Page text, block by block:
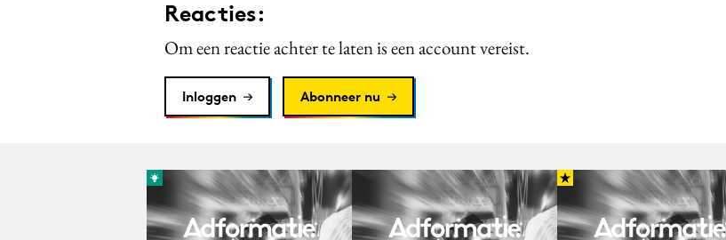
Reacties:
Om een reactie achter te laten is een account vereist.
Inloggen Abonneer nu